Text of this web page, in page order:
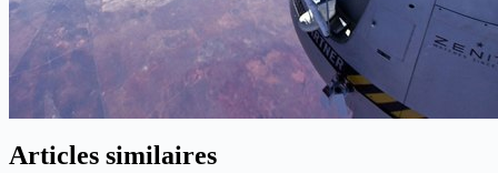
Articles similaires